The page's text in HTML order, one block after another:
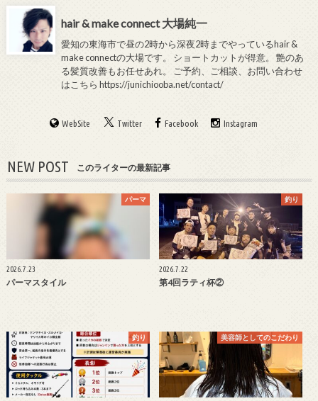
hair & make connect 大場純一
愛知の東海市で昼の2時から深夜2時までやっているhair &
make connectの大場です。 ショートカットが得意。 艶のあ
る髪質改善もお任せあれ。 ご予約、ご相談、お問い合わせ
はこちらhttps://junichiooba.net/contact/
WebSite Twitter Facebook Instagram
NEW POST このライターの最新記事
パーマ
2026.7.23
パーマスタイル
釣り
2026.7.22
第4回ラティ杯②
釣り 美容師としてのこだわり